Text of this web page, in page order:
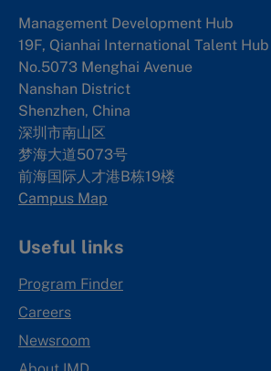
Management Development Hub
19F, Qianhai International Talent Hub
No.5073 Menghai Avenue
Nanshan District
Shenzhen, China
深圳市南山区
梦海大道5073号
前海国际人才港B栋19楼
Campus Map
Useful links
Program Finder
Careers
Newsroom